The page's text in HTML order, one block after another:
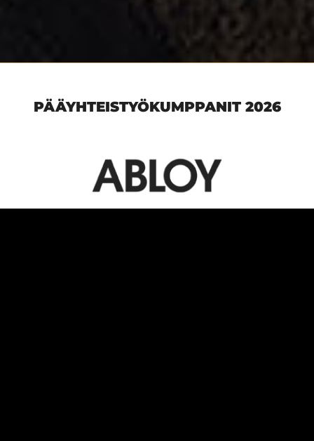
PÄÄYHTEISTYÖKUMPPANIT 2026